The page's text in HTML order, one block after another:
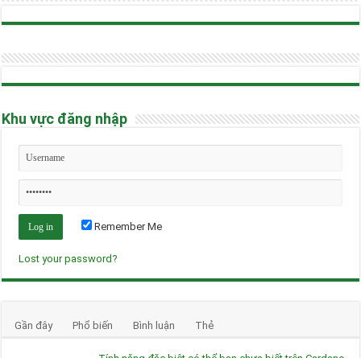
Khu vực đăng nhập
Remember Me
Lost your password?
Gần đây Phổ biến Bình luận Thẻ